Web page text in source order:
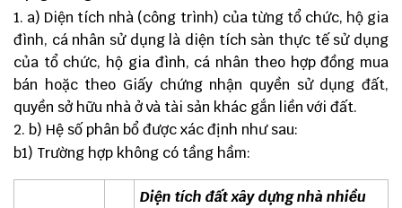
a) Diện tích nhà (công trình) của từng tổ chức, hộ gia
đình, cá nhân sử dụng là diện tích sàn thực tế sử dụng
của tổ chức, hộ gia đình, cá nhân theo hợp đồng mua
bán hoặc theo Giấy chứng nhận quyền sử dụng đất,
quyền sở hữu nhà ở và tài sản khác gắn liền với đất.
b) Hệ số phân bổ được xác định như sau:
b1) Trường hợp không có tầng hầm:
Diện tích đất xây dựng nhà nhiều